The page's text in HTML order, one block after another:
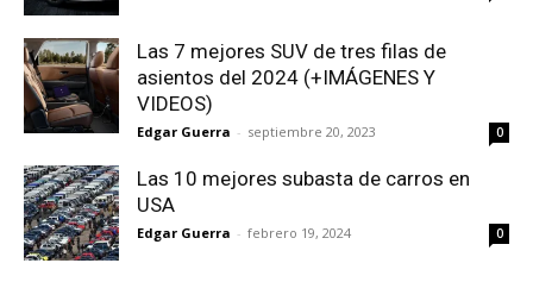
Las 7 mejores SUV de tres filas de
asientos del 2024 (+IMÁGENES Y
VIDEOS)
Edgar Guerra - septiembre 20, 2023 0
Las 10 mejores subasta de carros en
USA
Edgar Guerra - febrero 19, 2024 0